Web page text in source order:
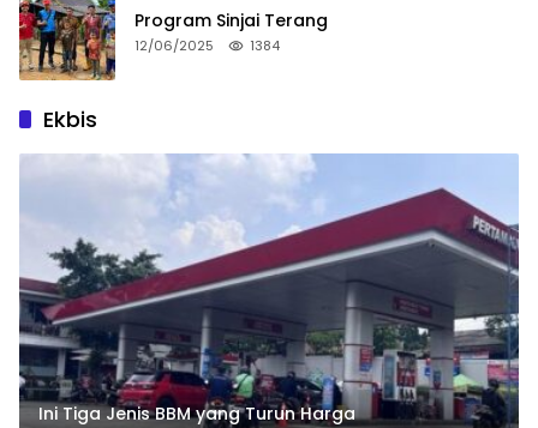
Program Sinjai Terang
12/06/2025 1384
Ekbis
Ini Tiga Jenis BBM yang Turun Harga